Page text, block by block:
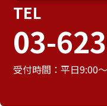
TEL
03-
受付時間：平日9:00